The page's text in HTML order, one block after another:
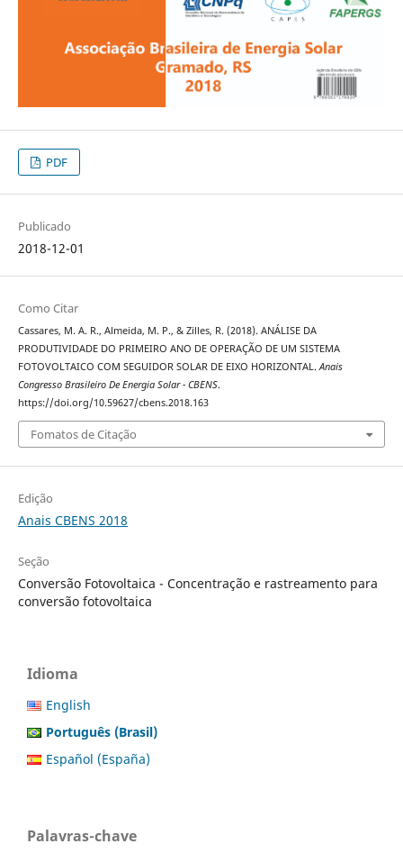
PDF
Publicado
2018-12-01
Como Citar
Cassares, M. A. R., Almeida, M. P., & Zilles, R. (2018). ANÁLISE DA
PRODUTIVIDADE DO PRIMEIRO ANO DE OPERAÇÃO DE UM SISTEMA
FOTOVOLTAICO COM SEGUIDOR SOLAR DE EIXO HORIZONTAL. Anais
Congresso Brasileiro De Energia Solar - CBENS.
https://doi.org/10.59627/cbens.2018.163
Fomatos de Citação
Edição
Anais CBENS 2018
Seção
Conversão Fotovoltaica - Concentração e rastreamento para
conversão fotovoltaica
Idioma
English
Português (Brasil)
Español (España)
Palavras-chave